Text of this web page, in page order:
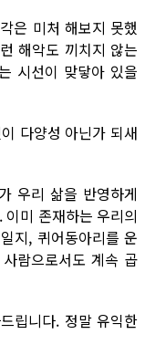
은 미처 해보지 못했
해악도 끼치지 않는
시선이 맞닿아 있을
다양성 아닌가 되새
우리 삶을 반영하게
미 존재하는 우리의
지, 퀴어동아리를 운
람으로서도 계속 곱
립니다. 정말 유익한